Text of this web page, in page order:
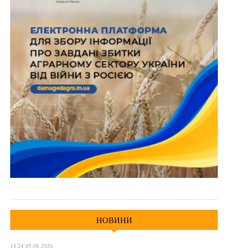
НОВИНИ
14:24 05.08.2026